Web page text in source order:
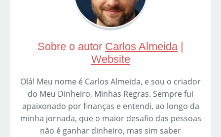
Sobre o autor Carlos Almeida|
Website
Olá! Meu nome é Carlos Almeida, e sou o criador
do Meu Dinheiro, Minhas Regras. Sempre fui
apaixonado por finanças e entendi, ao longo da
minha jornada, que o maior desafio das pessoas
não é ganhar dinheiro, mas sim saber